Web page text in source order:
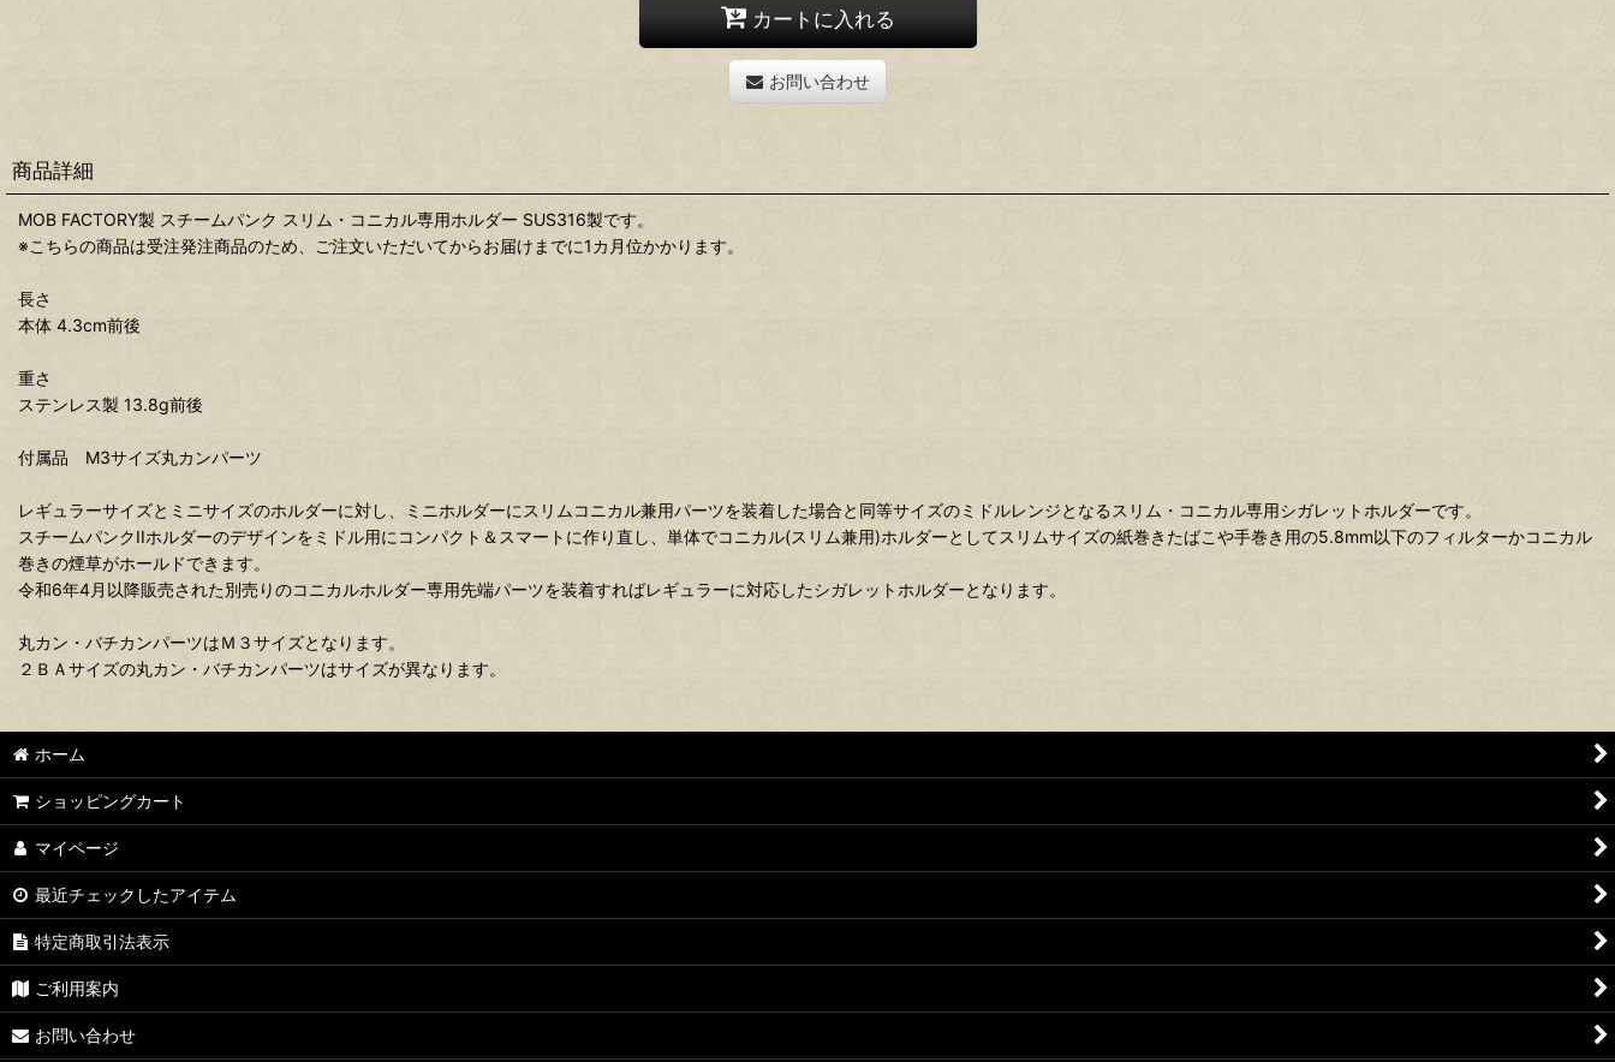
カートに入れる
お問い合わせ
商品詳細
MOB FACTORY製 スチームパンク スリム・コニカル専用ホルダー SUS316製です。
※こちらの商品は受注発注商品のため、ご注文いただいてからお届けまでに1カ月位かかります。
長さ
本体 4.3cm前後
重さ
ステンレス製 13.8g前後
付属品 M3サイズ丸カンパーツ
レギュラーサイズとミニサイズのホルダーに対し、ミニホルダーにスリムコニカル兼用パーツを装着した場合と同等サイズのミドルレンジとなるスリム・コニカル専用シガレットホルダーです。
スチームパンクIIホルダーのデザインをミドル用にコンパクト＆スマートに作り直し、単体でコニカル(スリム兼用)ホルダーとしてスリムサイズの紙巻きたばこや手巻き用の5.8mm以下のフィルターかコニカル
巻きの煙草がホールドできます。
令和6年4月以降販売された別売りのコニカルホルダー専用先端パーツを装着すればレギュラーに対応したシガレットホルダーとなります。
丸カン・バチカンパーツはＭ３サイズとなります。
２ＢＡサイズの丸カン・バチカンパーツはサイズが異なります。
ホーム
ショッピングカート
マイページ
最近チェックしたアイテム
特定商取引法表示
ご利用案内
お問い合わせ